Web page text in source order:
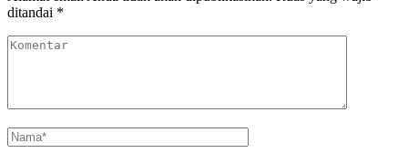
ditandai *